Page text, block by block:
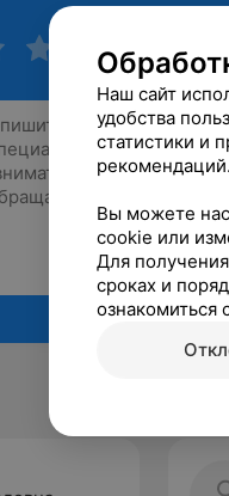
Наш сайт
удобства
статистики и
рекомендаций.
Вы можете
cookie или
Для
сроках и
ознакомиться